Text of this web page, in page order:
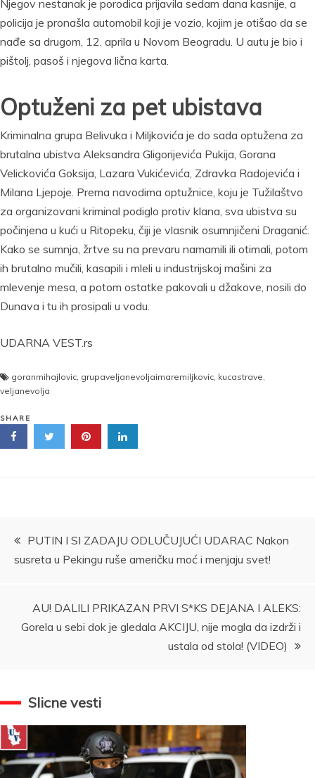
Njegov nestanak je porodica prijavila sedam dana kasnije, a
policija je pronašla automobil koji je vozio, kojim je otišao da se
nađe sa drugom, 12. aprila u Novom Beogradu. U autu je bio i
pištolj, pasoš i njegova lična karta.
Optuženi za pet ubistava
Kriminalna grupa Belivuka i Miljkovića je do sada optužena za
brutalna ubistva Aleksandra Gligorijevića Pukija, Gorana
Velickovića Goksija, Lazara Vukićevića, Zdravka Radojevića i
Milana Ljepoje. Prema navodima optužnice, koju je Tužilaštvo
za organizovani kriminal podiglo protiv klana, sva ubistva su
počinjena u kući u Ritopeku, čiji je vlasnik osumnjičeni Draganić.
Kako se sumnja, žrtve su na prevaru namamili ili otimali, potom
ih brutalno mučili, kasapili i mleli u industrijskoj mašini za
mlevenje mesa, a potom ostatke pakovali u džakove, nosili do
Dunava i tu ih prosipali u vodu.
UDARNA VEST.rs
goranmihajlovic, grupaveljanevoljaimaremiljkovic, kucastrave,
veljanevolja
SHARE
Kretanje
PUTIN I SI ZADAJU ODLUČUJUĆI UDARAC Nakon
susreta u Pekingu ruše američku moć i menjaju svet!
AU! DALILI PRIKAZAN PRVI S*KS DEJANA I ALEKS:
Gorela u sebi dok je gledala AKCIJU, nije mogla da izdrži i
ustala od stola! (VIDEO)
Slicne vesti